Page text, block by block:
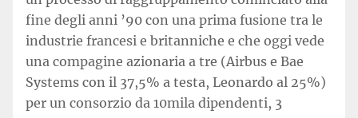
fine degli anni ’90 con una prima fusione tra le
industrie francesi e britanniche e che oggi vede
una compagine azionaria a tre (Airbus e Bae
Systems con il 37,5% a testa, Leonardo al 25%)
per un consorzio da 10mila dipendenti, 3